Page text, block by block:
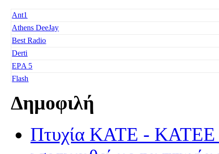
Ant1
Athens DeeJay
Best Radio
Derti
EΡA 5
Flash
Fresh Music
Galaxy 92
Happy Radio
Je t' aime
Δημοφιλή
Πτυχία ΚΑΤΕ - ΚΑΤΕΕ